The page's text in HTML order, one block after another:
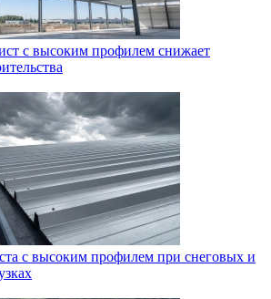
с высоким профилем снижает
с высоким профилем при снеговых и